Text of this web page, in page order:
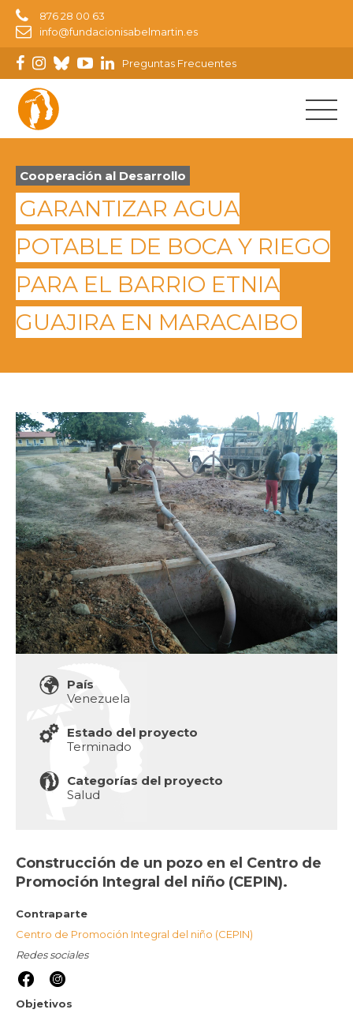
876 28 00 63
info@fundacionisabelmartin.es
Preguntas Frecuentes
Cooperación al Desarrollo
GARANTIZAR AGUA
POTABLE DE BOCA Y RIEGO
PARA EL BARRIO ETNIA
GUAJIRA EN MARACAIBO
Construcción de un pozo en el Centro de
Promoción Integral del niño (CEPIN).
Contraparte
Centro de Promoción Integral del niño (CEPIN)
Redes sociales
Objetivos
País
Venezuela
Estado del proyecto
Terminado
Categorías del proyecto
Salud